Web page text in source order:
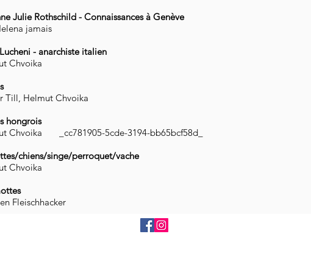
Julie Rothschild - Connaissances à Genève
jamais
- anarchiste italien
Chvoika
Till, Helmut Chvoika
hongrois
Chvoika _cc781905-5cde-3194-bb65bcf58d_
chiens/singe/perroquet/vache
Chvoika
Fleischhacker